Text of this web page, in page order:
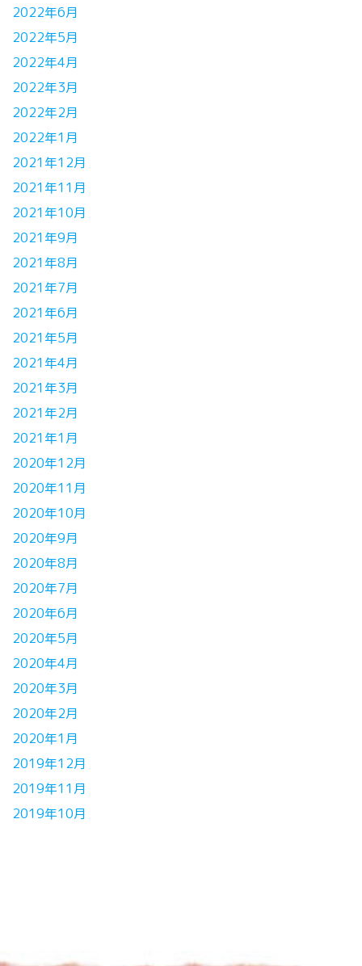
2022年6月
2022年5月
2022年4月
2022年3月
2022年2月
2022年1月
2021年12月
2021年11月
2021年10月
2021年9月
2021年8月
2021年7月
2021年6月
2021年5月
2021年4月
2021年3月
2021年2月
2021年1月
2020年12月
2020年11月
2020年10月
2020年9月
2020年8月
2020年7月
2020年6月
2020年5月
2020年4月
2020年3月
2020年2月
2020年1月
2019年12月
2019年11月
2019年10月